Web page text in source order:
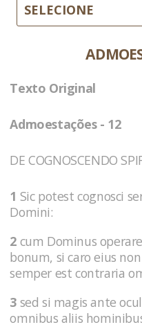
SELECIONE
Texto Original
Admoestações - 12
DE COGNOSCENDO
1 Sic potest cognosci
Domini:
2 cum Dominus
bonum, si caro eius
semper est contraria
3 sed si magis ante
omnibus aliis